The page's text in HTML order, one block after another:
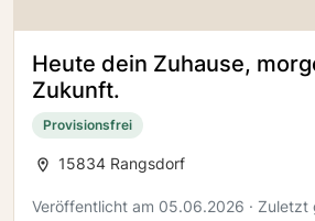
Heute dein Zuhause,
Zukunft.
Provisionsfrei
15834 Rangsdorf
Veröffentlicht am 05.06.2026 · Zuletzt